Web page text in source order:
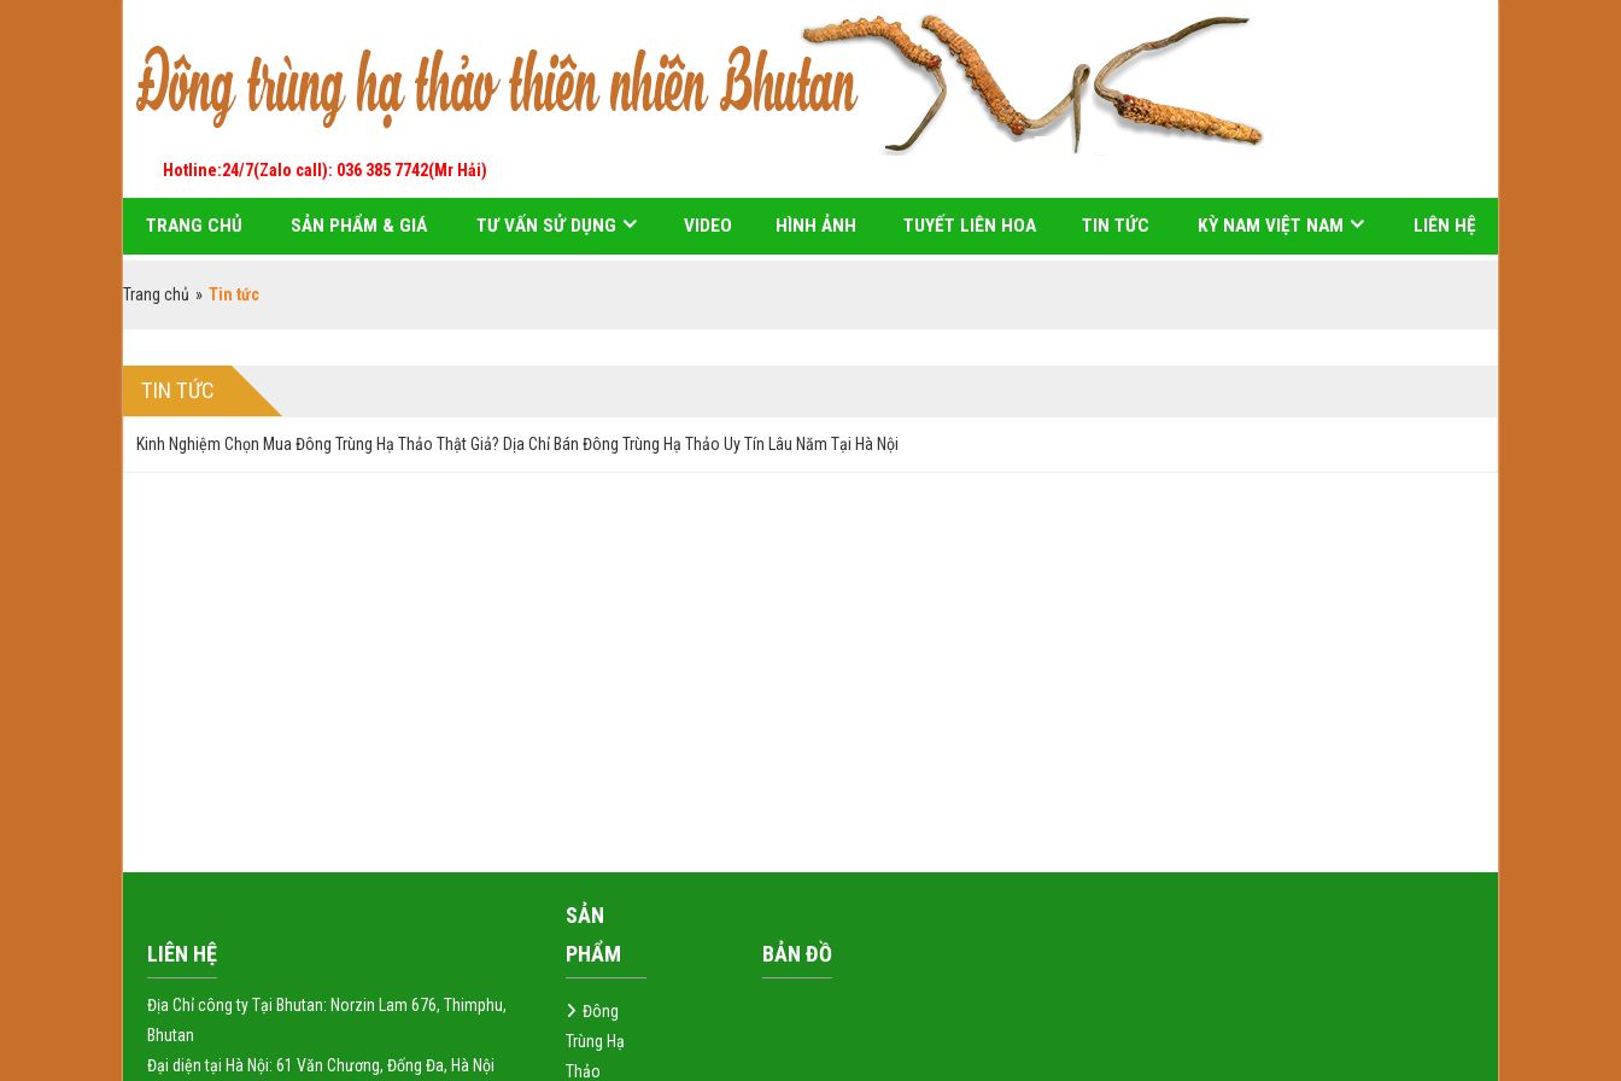
Hotline:24/7(Zalo call): 036 385 7742(Mr Hải)
TRANG CHỦ SẢN PHẨM & GIÁ TƯ VẤN SỬ DỤNG VIDEO HÌNH ẢNH TUYẾT LIÊN HOA TIN TỨC KỲ NAM VIỆT NAM LIÊN HỆ
Trang chủ » Tin tức
TIN TỨC
Kinh Nghiệm Chọn Mua Đông Trùng Hạ Thảo Thật Giả? Dịa Chỉ Bán Đông Trùng Hạ Thảo Uy Tín Lâu Năm Tại Hà Nội
LIÊN HỆ
Địa Chỉ công ty Tại Bhutan: Norzin Lam 676, Thimphu,
Bhutan
Đại diện tại Hà Nội: 61 Văn Chương, Đống Đa, Hà Nội
SẢN
PHẨM
Đông
Trùng Hạ
Thảo
BẢN ĐỒ